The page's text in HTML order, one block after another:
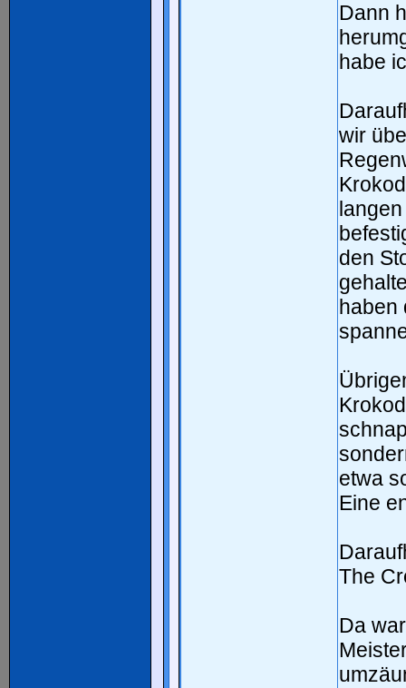
Dann
habe
wir
den
haben
etwa
Eine
The
Da